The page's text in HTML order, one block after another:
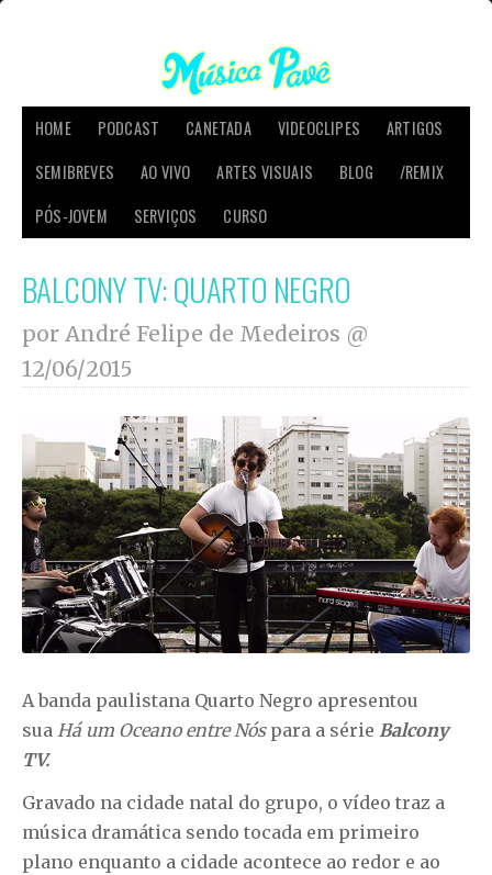
HOME PODCAST CANETADA VIDEOCLIPES
ARTIGOS
SEMIBREVES
AO VIVO ARTES VISUAIS BLOG
/REMIX
PÓS-JOVEM
SERVIÇOS CURSO
BALCONY TV: QUARTO NEGRO
por André Felipe de Medeiros @
12/06/2015
A banda paulistana Quarto Negro apresentou
sua Há um Oceano entre Nós para a série Balcony
TV.
Gravado na cidade natal do grupo, o vídeo traz a
música dramática sendo tocada em primeiro
plano enquanto a cidade acontece ao redor e ao